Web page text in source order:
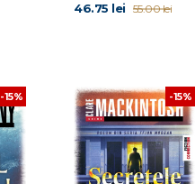
46.75 lei 55.00 lei
-15% -15%